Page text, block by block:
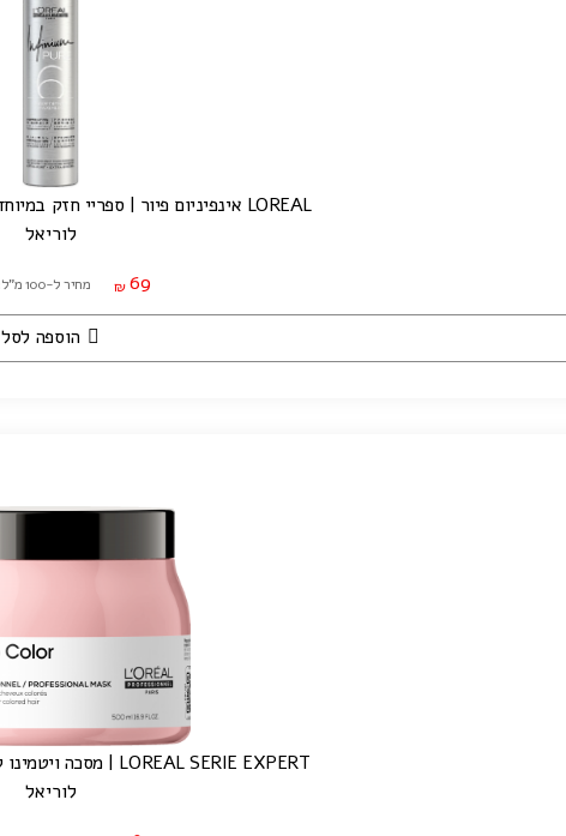
LOREAL אינפיניום פיור | ספריי חזק במיוחד לעיצוב – חוזק 3 | 300 מ"ל
לוריאל
₪ 69 מחיר ל-100 מ"ל: ₪23.00
הוספה לסל
LOREAL SERIE EXPERT | מסכה ויטמינו קולור לשיער צבוע | 500 מ"ל
לוריאל